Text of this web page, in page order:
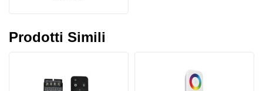
Prodotti Simili